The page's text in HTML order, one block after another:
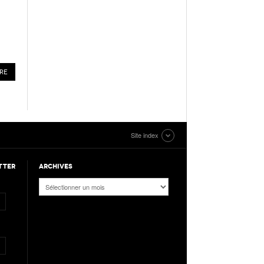
Site index
ARCHIVES
Archives